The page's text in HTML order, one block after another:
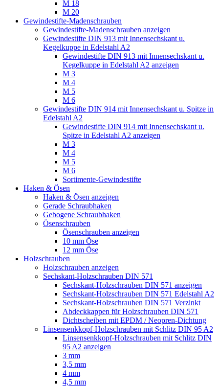
M 18
M 20
Gewindestifte-Madenschrauben
Gewindestifte-Madenschrauben anzeigen
Gewindestifte DIN 913 mit Innensechskant u.
Kegelkuppe in Edelstahl A2
Gewindestifte DIN 913 mit Innensechskant u.
Kegelkuppe in Edelstahl A2 anzeigen
M 3
M 4
M 5
M 6
Gewindestifte DIN 914 mit Innensechskant u. Spitze in
Edelstahl A2
Gewindestifte DIN 914 mit Innensechskant u.
Spitze in Edelstahl A2 anzeigen
M 3
M 4
M 5
M 6
Sortimente-Gewindestifte
Haken & Ösen
Haken & Ösen anzeigen
Gerade Schraubhaken
Gebogene Schraubhaken
Ösenschrauben
Ösenschrauben anzeigen
10 mm Öse
12 mm Öse
Holzschrauben
Holzschrauben anzeigen
Sechskant-Holzschrauben DIN 571
Sechskant-Holzschrauben DIN 571 anzeigen
Sechskant-Holzschrauben DIN 571 Edelstahl A2
Sechskant-Holzschrauben DIN 571 Verzinkt
Abdeckkappen für Holzschrauben DIN 571
Dichtscheiben mit EPDM / Neopren-Dichtung
Linsensenkkopf-Holzschrauben mit Schlitz DIN 95 A2
Linsensenkkopf-Holzschrauben mit Schlitz DIN
95 A2 anzeigen
3 mm
3,5 mm
4 mm
4,5 mm